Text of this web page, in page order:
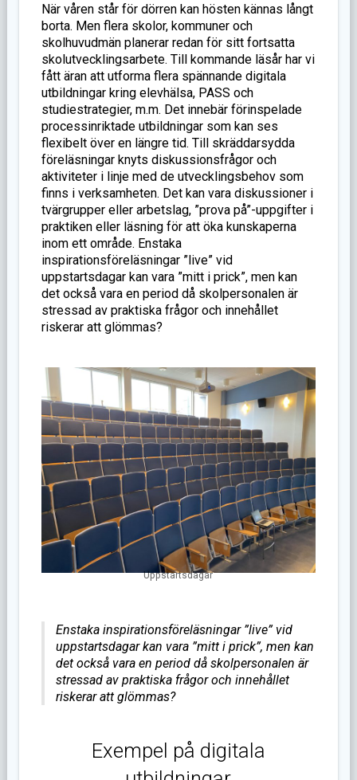
När våren står för dörren kan hösten kännas långt
borta. Men flera skolor, kommuner och
skolhuvudmän planerar redan för sitt fortsatta
skolutvecklingsarbete. Till kommande läsår har vi
fått äran att utforma flera spännande digitala
utbildningar kring elevhälsa, PASS och
studiestrategier, m.m. Det innebär förinspelade
processinriktade utbildningar som kan ses
flexibelt över en längre tid. Till skräddarsydda
föreläsningar knyts diskussionsfrågor och
aktiviteter i linje med de utvecklingsbehov som
finns i verksamheten. Det kan vara diskussioner i
tvärgrupper eller arbetslag, ”prova på”-uppgifter i
praktiken eller läsning för att öka kunskaperna
inom ett område. Enstaka
inspirationsföreläsningar ”live” vid
uppstartsdagar kan vara ”mitt i prick”, men kan
det också vara en period då skolpersonalen är
stressad av praktiska frågor och innehållet
riskerar att glömmas?
Uppstartsdagar
Enstaka inspirationsföreläsningar ”live” vid
uppstartsdagar kan vara ”mitt i prick”, men kan
det också vara en period då skolpersonalen är
stressad av praktiska frågor och innehållet
riskerar att glömmas?
Exempel på digitala